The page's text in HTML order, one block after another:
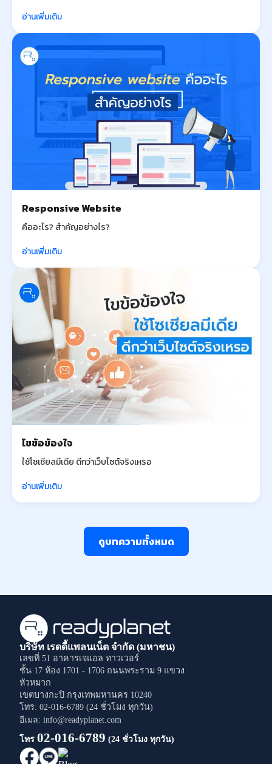
อ่านเพิ่มเติม
Responsive Website
คืออะไร? สำคัญอย่างไร?
อ่านเพิ่มเติม
ไขข้อข้องใจ
ใช้โซเชียลมีเดีย ดีกว่าเว็บไซต์จริงเหรอ
อ่านเพิ่มเติม
ดูบทความทั้งหมด
บริษัท เรดดี้แพลนเน็ต จำกัด (มหาชน)
เลขที่ 51 อาคารเจแอล ทาวเวอร์
ชั้น 17 ห้อง 1701 - 1706 ถนนพระราม 9 แขวง
หัวหมาก
เขตบางกะปิ กรุงเทพมหานคร 10240
โทร: 02-016-6789 (24 ชั่วโมง ทุกวัน)
อีเมล: info@readyplanet.com
โทร 02-016-6789 (24 ชั่วโมง ทุกวัน)